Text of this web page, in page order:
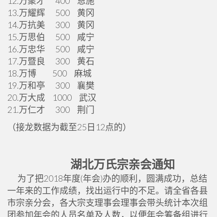
13.万耀辉 500 黄冈
14.万抗美 300 黄冈
15.万思伯 500 咸宁
16.万忠华 500 咸宁
17.万暨良 300 黄石
18.万博 500 麻城
19.万和亭 300 襄樊
20.万大成 1000 武汉
21.万仁才 300 荆门
（接龙数据为截至25日12点的）
湖北万氏宗亲会通知
为了把2018年度(年会)办的顺利，圆满成功，总结
一年来的工作成绩，找出运行中的不足。请全省各县
市宗亲分会，各大宗支理事会理事会带头统计本次组
团参加年会的人员名单及人数，以便年会筹备组进行